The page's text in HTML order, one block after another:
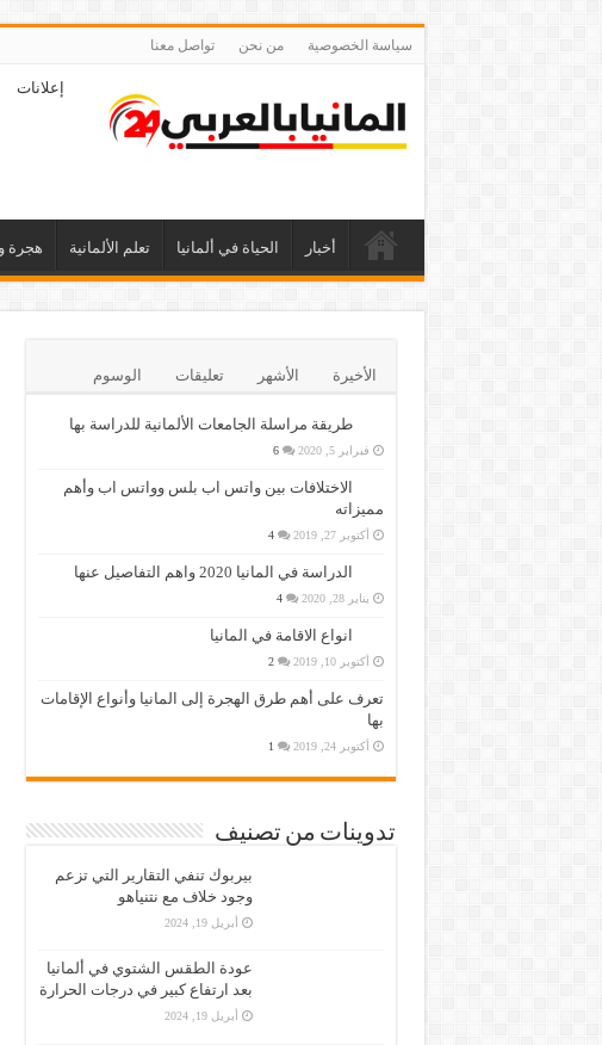
سياسة الخصوصية من نحن تواصل معنا
إعلانات
أخبار الحياة في ألمانيا تعلم الألمانية هجرة
الأخيرة الأشهر تعليقات الوسوم
طريقة مراسلة الجامعات الألمانية للدراسة بها
فبراير 5, 2020 6
الاختلافات بين واتس اب بلس وواتس اب وأهم
مميزاته
أكتوبر 27, 2019 4
الدراسة في المانيا 2020 واهم التفاصيل عنها
يناير 28, 2020 4
انواع الاقامة في المانيا
أكتوبر 10, 2019 2
تعرف على أهم طرق الهجرة إلى المانيا وأنواع الإقامات
بها
أكتوبر 24, 2019 1
تدوينات من تصنيف
بيربوك تنفي التقارير التي تزعم
وجود خلاف مع نتنياهو
أبريل 19, 2024
عودة الطقس الشتوي في ألمانيا
بعد ارتفاع كبير في درجات الحرارة
أبريل 19, 2024